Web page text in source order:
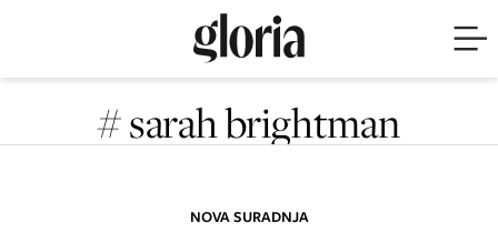
# sarah brightman
NOVA SURADNJA